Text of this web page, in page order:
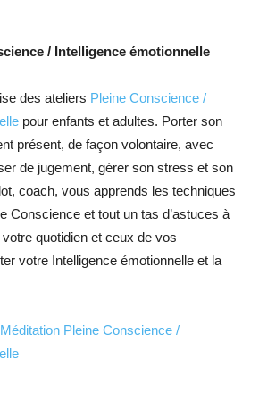
/ Intelligence émotionnelle
des ateliers Pleine Conscience /
pour enfants et adultes. Porter son
présent, de façon volontaire, avec
de jugement, gérer son stress et son
coach, vous apprends les techniques
Conscience et tout un tas d’astuces à
quotidien et ceux de vos
votre Intelligence émotionnelle et la
Méditation Pleine Conscience /